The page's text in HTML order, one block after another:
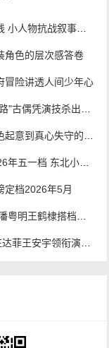
叙事开辟内容新赛道
角色的层次感答卷
冒险讲透人间少年心
偶凭演技杀出重围
真心失守的都市冒险
人物命运史诗震撼来袭
定档2026年5月
搭档破解18年电梯悬案
领衔演绎青春爱情喜剧